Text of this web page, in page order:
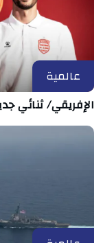
عالمية
الإفريقي/ ثنائي